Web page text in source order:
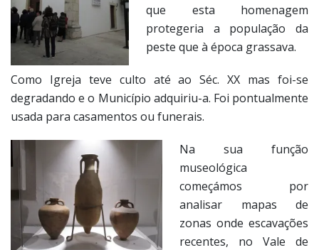
que esta homenagem
protegeria a população da
peste que à época grassava.
Como Igreja teve culto até ao Séc. XX mas foi-se
degradando e o Município adquiriu-a. Foi pontualmente
usada para casamentos ou funerais.
Na sua função
museológica
começámos por
analisar mapas de
zonas onde escavações
recentes, no Vale de